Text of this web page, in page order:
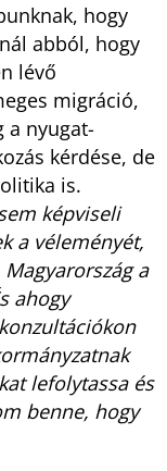
hogy
abból, hogy
lévő
migráció,
a nyugat-
kérdése, de
is.
képviseli
a véleményét,
a
ahogy
lefolytassa és
benne, hogy